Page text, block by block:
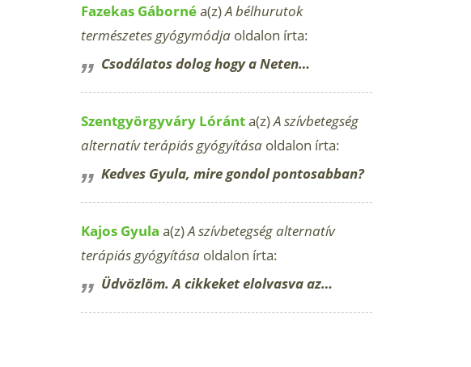
Fazekas Gábornéa(z)A bélhurutok
természetes gyógymódja oldalon írta:
Csodálatos dolog hogy a Neten…
Szentgyörgyváry Lóránta(z)A szívbetegség
alternatív terápiás gyógyítása oldalon írta:
Kedves Gyula, mire gondol pontosabban?
Kajos Gyula a(z)A szívbetegség alternatív
terápiás gyógyítása oldalon írta:
Üdvözlöm. A cikkeket elolvasva az…